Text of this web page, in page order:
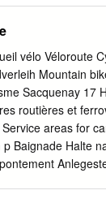
vendredi 15
(RV Cestres à
29 septembre :
l’office de
Elle le dit
vélo Véloroute
Mountain
Sacquenay 17
routières et
areas for
Baignade Halte